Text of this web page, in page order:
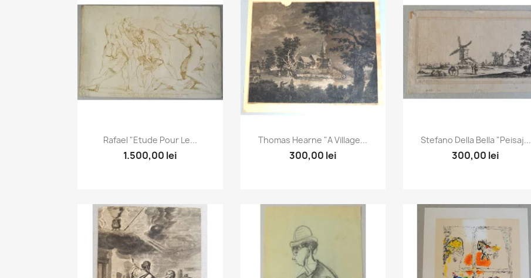
Vizualizare rapida
Rafael "Etude Pour Le...
1.500,00 lei
Vizualizare rapida
Thomas Hearne "A Village...
300,00 lei
Vizualizare rapida
Stefano Della Bella "Peisaj...
300,00 lei